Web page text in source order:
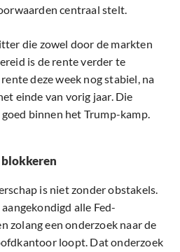
centraal stelt.
die zowel door de markten
is de rente verder te
deze week nog stabiel, na
einde van vorig jaar. Die
binnen het Trump-kamp.
blokkeren
is niet zonder obstakels.
alle Fed-
zolang een onderzoek naar de
loopt. Dat onderzoek